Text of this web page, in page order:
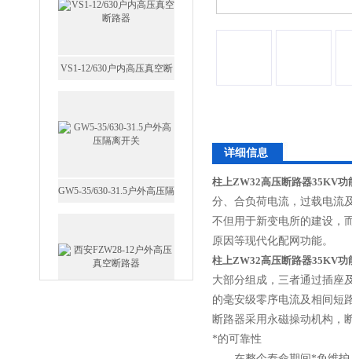
VS1-12/630户内高压真空断
GW5-35/630-31.5户外高压隔
西安FZW28-12户外高压真
详细信息
柱上ZW32高压断路器35KV功
分、合负荷电流，过载电流
不但用于新变电所的建设，
原因等现代化配网功能。
柱上ZW32高压断路器35KV功
大部分组成，三者通过插座
的毫安级零序电流及相间短
断路器采用永磁操动机构，
*的可靠性